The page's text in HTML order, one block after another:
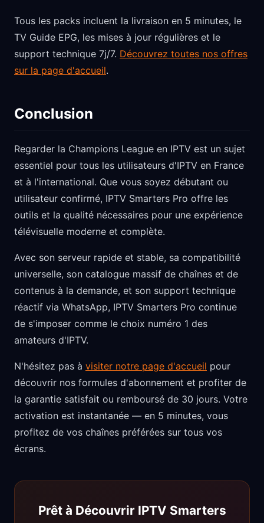
Tous les packs incluent la livraison en 5 minutes, le
TV Guide EPG, les mises à jour régulières et le
support technique 7j/7. Découvrez toutes nos offres
sur la page d'accueil.
Conclusion
Regarder la Champions League en IPTV est un sujet
essentiel pour tous les utilisateurs d'IPTV en France
et à l'international. Que vous soyez débutant ou
utilisateur confirmé, IPTV Smarters Pro offre les
outils et la qualité nécessaires pour une expérience
télévisuelle moderne et complète.
Avec son serveur rapide et stable, sa compatibilité
universelle, son catalogue massif de chaînes et de
contenus à la demande, et son support technique
réactif via WhatsApp, IPTV Smarters Pro continue
de s'imposer comme le choix numéro 1 des
amateurs d'IPTV.
N'hésitez pas à visiter notre page d'accueil pour
découvrir nos formules d'abonnement et profiter de
la garantie satisfait ou remboursé de 30 jours. Votre
activation est instantanée — en 5 minutes, vous
profitez de vos chaînes préférées sur tous vos
écrans.
Prêt à Découvrir IPTV Smarters